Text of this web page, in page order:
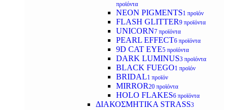
προϊόντα
NEON PIGMENTS1 προϊόν
FLASH GLITTER9 προϊόντα
UNICORN7 προϊόντα
PEARL EFFECT6 προϊόντα
9D CAT EYE5 προϊόντα
DARK LUMINUS3 προϊόντα
BLACK FUEGO1 προϊόν
BRIDAL1 προϊόν
MIRROR20 προϊόντα
HOLO FLAKES6 προϊόντα
ΔΙΑΚΟΣΜΗΤΙΚΑ STRASS3